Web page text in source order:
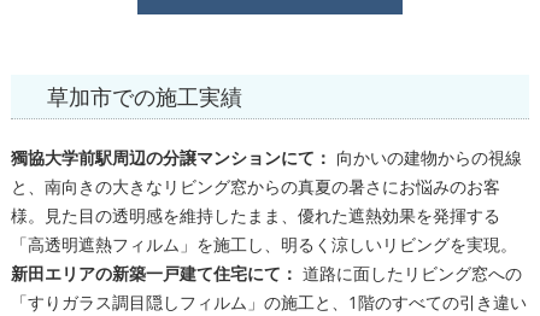
草加市での施工実績
獨協大学前駅周辺の分譲マンションにて： 向かいの建物からの視線
と、南向きの大きなリビング窓からの真夏の暑さにお悩みのお客
様。見た目の透明感を維持したまま、優れた遮熱効果を発揮する
「高透明遮熱フィルム」を施工し、明るく涼しいリビングを実現。
新田エリアの新築一戸建て住宅にて： 道路に面したリビング窓への
「すりガラス調目隠しフィルム」の施工と、1階のすべての引き違い